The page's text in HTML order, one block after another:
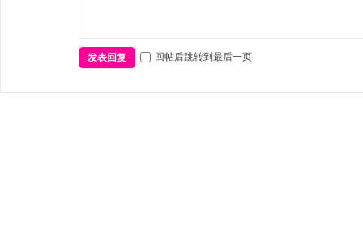
发表回复 回帖后跳转到最后一页